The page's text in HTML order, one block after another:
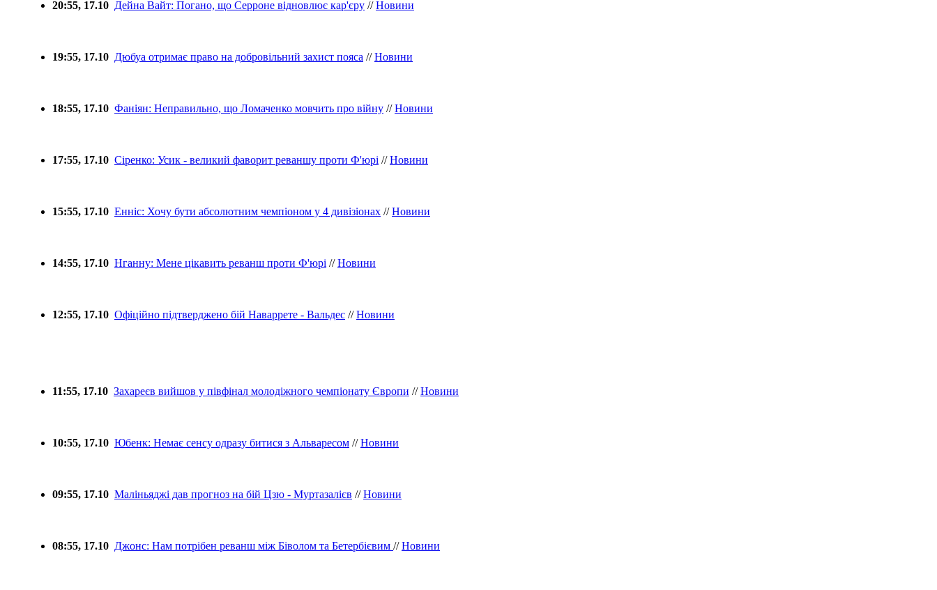
20:55, 17.10 Дейна Вайт: Погано, що Серроне відновлює кар'єру //Новини
19:55, 17.10 Дюбуа отримає право на добровільний захист пояса //Новини
18:55, 17.10 Фаніян: Неправильно, що Ломаченко мовчить про війну //Новини
17:55, 17.10 Сіренко: Усик - великий фаворит реваншу проти Ф'юрі //Новини
15:55, 17.10 Енніс: Хочу бути абсолютним чемпіоном у 4 дивізіонах //Новини
14:55, 17.10 Нганну: Мене цікавить реванш проти Ф'юрі //Новини
12:55, 17.10 Офіційно підтверджено бій Наваррете - Вальдес //Новини
11:55, 17.10 Захареєв вийшов у півфінал молодіжного чемпіонату Європи //Новини
10:55, 17.10 Юбенк: Немає сенсу одразу битися з Альваресом //Новини
09:55, 17.10 Маліньяджі дав прогноз на бій Цзю - Муртазалієв //Новини
08:55, 17.10 Джонс: Нам потрібен реванш між Біволом та Бетербієвим //Новини